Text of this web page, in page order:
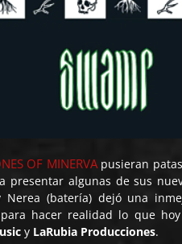
OF MINERVApusieran
presentar algunas de sus
Nerea (batería) dejó una
hacer realidad lo que hoy
y LaRubia Producciones.